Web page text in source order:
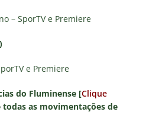
– SporTV e Premiere
e Premiere
do Fluminense [Clique
as movimentações de